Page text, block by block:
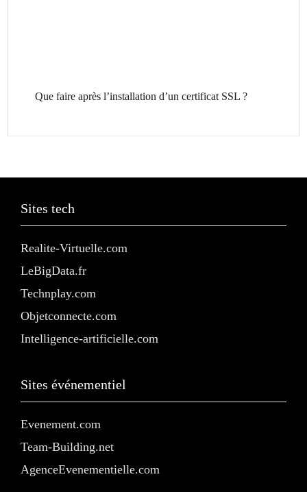
Que faire après l’installation d’un certificat SSL ?
Sites tech
Realite-Virtuelle.com
LeBigData.fr
Technplay.com
Objetconnecte.com
Intelligence-artificielle.com
Sites événementiel
Evenement.com
Team-Building.net
AgenceEvenementielle.com